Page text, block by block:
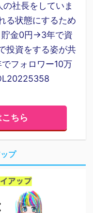
社長をしていま
る状態にするため
貯金0円→3年で資
投資をする姿が共
フォロワー10万
ちら
プ